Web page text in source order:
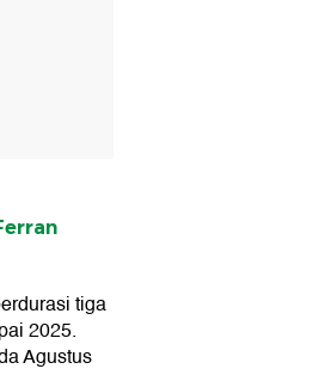
tiga
2025.
Agustus